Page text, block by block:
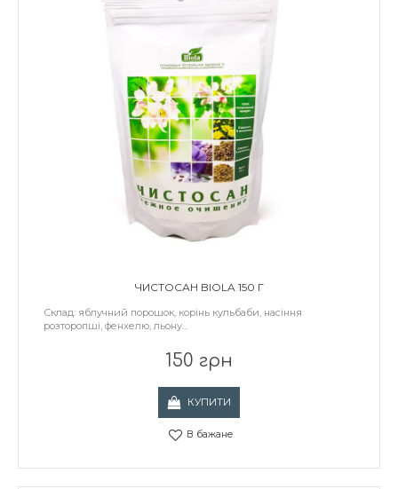
ЧИСТОСАН BIOLA 150 Г
Склад: яблучний порошок, корінь кульбаби, насіння
розторопші, фенхелю, льону...
150 грн
КУПИТИ
В бажане